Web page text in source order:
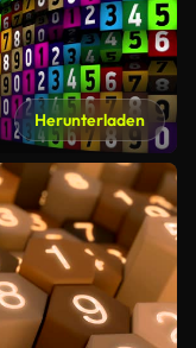
Herunterladen